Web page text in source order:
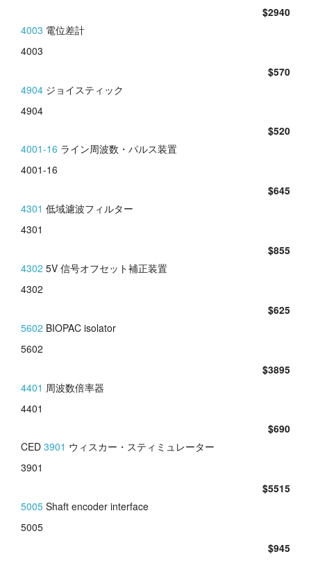
$2940
4003 電位差計
4003
$570
4904 ジョイスティック
4904
$520
4001-16 ライン周波数・パルス装置
4001-16
$645
4301 低域濾波フィルター
4301
$855
4302 5V 信号オフセット補正装置
4302
$625
5602 BIOPAC isolator
5602
$3895
4401 周波数倍率器
4401
$690
CED 3901 ウィスカー・スティミュレーター
3901
$5515
5005 Shaft encoder interface
5005
$945